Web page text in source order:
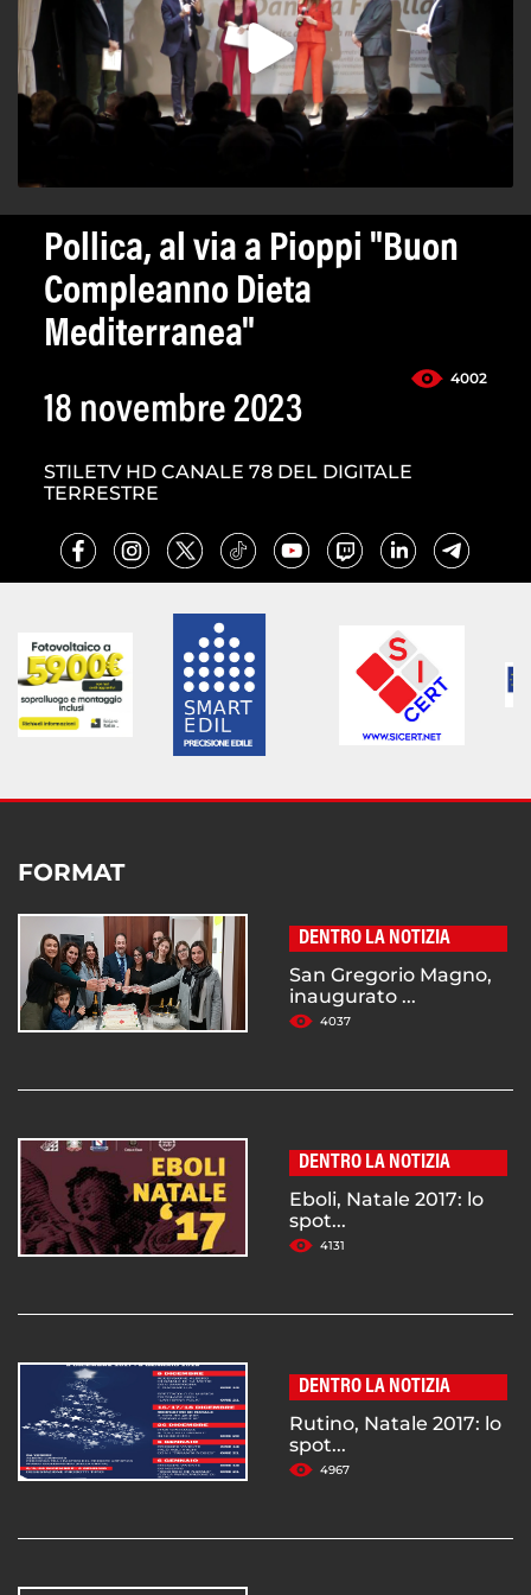
Pollica, al via a Pioppi "Buon
Compleanno Dieta
Mediterranea"
4002
18 novembre 2023
STILETV HD CANALE 78 DEL DIGITALE
TERRESTRE
FORMAT
DENTRO LA NOTIZIA
San Gregorio Magno,
inaugurato ...
4037
DENTRO LA NOTIZIA
Eboli, Natale 2017: lo
spot...
4131
DENTRO LA NOTIZIA
Rutino, Natale 2017: lo
spot...
4967